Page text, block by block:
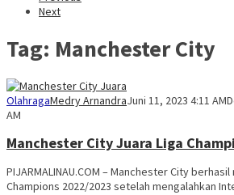
Next
Tag: Manchester City
OlahragaMedry ArnandraJuni 11, 2023 4:11 AM
AM
Manchester City Juara Liga
PIJARMALINAU.COM – Manchester City
Champions 2022/2023 setelah mengalahkan